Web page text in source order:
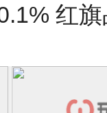
国奥运喝